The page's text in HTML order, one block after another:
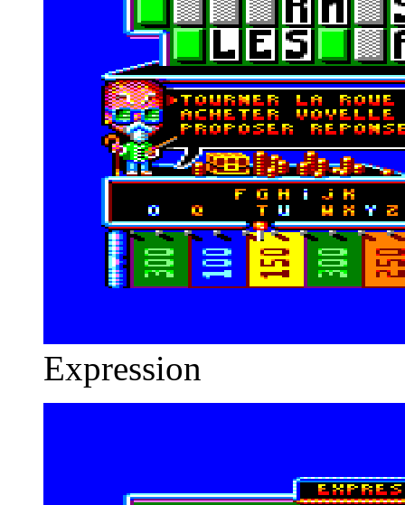
Expression